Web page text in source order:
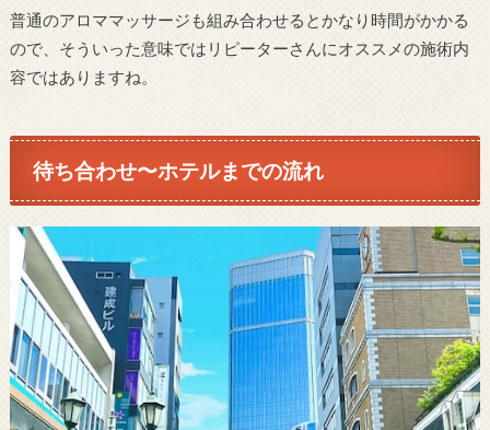
普通のアロママッサージも組み合わせるとかなり時間がかかる
ので、そういった意味ではリピーターさんにオススメの施術内
容ではありますね。
待ち合わせ〜ホテルまでの流れ